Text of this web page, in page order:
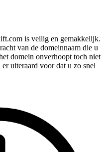
is veilig en gemakkelijk.
van de domeinnaam die u
domein onverhoopt toch niet
uiteraard voor dat u zo snel